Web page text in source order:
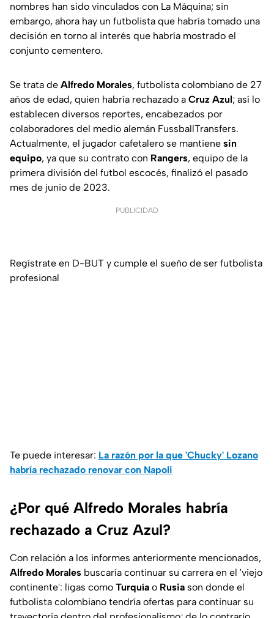
nombres han sido vinculados con La Máquina; sin
embargo, ahora hay un futbolista que habría tomado una
decisión en torno al interés que habría mostrado el
conjunto cementero.
Se trata de Alfredo Morales, futbolista colombiano de 27
años de edad, quien habría rechazado a Cruz Azul; así lo
establecen diversos reportes, encabezados por
colaboradores del medio alemán FussballTransfers.
Actualmente, el jugador cafetalero se mantiene sin
equipo, ya que su contrato con Rangers, equipo de la
primera división del futbol escocés, finalizó el pasado
mes de junio de 2023.
PUBLICIDAD
Regístrate en D-BUT y cumple el sueño de ser futbolista
profesional
Te puede interesar: La razón por la que 'Chucky' Lozano
habría rechazado renovar con Napoli
¿Por qué Alfredo Morales habría
rechazado a Cruz Azul?
Con relación a los informes anteriormente mencionados,
Alfredo Morales buscaría continuar su carrera en el 'viejo
continente': ligas como Turquía o Rusia son donde el
futbolista colombiano tendría ofertas para continuar su